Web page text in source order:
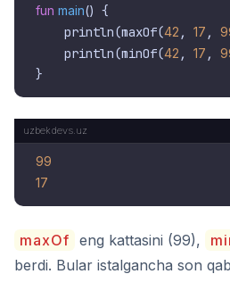
fun main() {
    println(maxOf(
42 , 17 ,
    println(minOf(
42 , 17 ,
99
17
maxOf eng kattasini (99),
berdi. Bular istalgancha son